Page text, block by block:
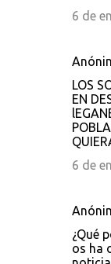
6 de
LOS
EN
6 de
¿Qué
os ha